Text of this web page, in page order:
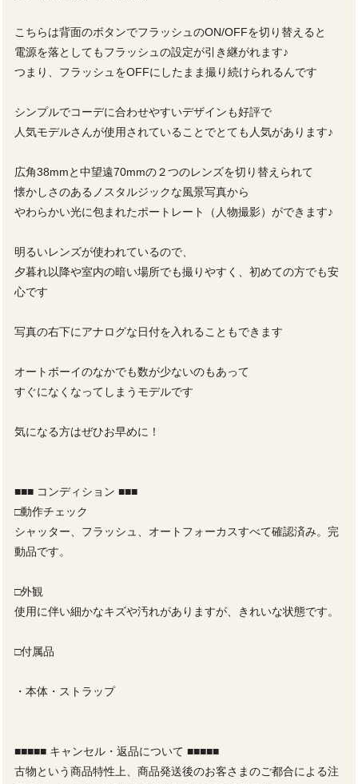
こちらは背面のボタンでフラッシュのON/OFFを切り替えると
電源を落としてもフラッシュの設定が引き継がれます♪
つまり、フラッシュをOFFにしたまま撮り続けられるんです
シンプルでコーデに合わせやすいデザインも好評で
人気モデルさんが使用されていることでとても人気があります♪
広角38mmと中望遠70mmの２つのレンズを切り替えられて
懐かしさのあるノスタルジックな風景写真から
やわらかい光に包まれたポートレート（人物撮影）ができます♪
明るいレンズが使われているので、
夕暮れ以降や室内の暗い場所でも撮りやすく、初めての方でも安
心です
写真の右下にアナログな日付を入れることもできます
オートボーイのなかでも数が少ないのもあって
すぐになくなってしまうモデルです
気になる方はぜひお早めに！
■■■ コンディション ■■■
□動作チェック
シャッター、フラッシュ、オートフォーカスすべて確認済み。完
動品です。
□外観
使用に伴い細かなキズや汚れがありますが、きれいな状態です。
□付属品
・本体・ストラップ
■■■■■ キャンセル・返品について ■■■■■
古物という商品特性上、商品発送後のお客さまのご都合による注